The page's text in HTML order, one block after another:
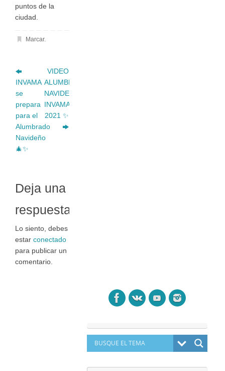
puntos de la
ciudad.
Marcar.
INVAMA
se
prepara
para el
Alumbrado
Navideño
🎄✨
VIDEO
ALUMBRADO
NAVIDEÑO
INVAMA
2021 ✨
Deja una
respuesta
Lo siento, debes
estar conectado
para publicar un
comentario.